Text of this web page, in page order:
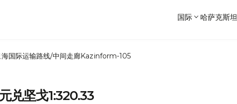
国际 哈萨克斯坦
国际运输路线/中间走廊Kazinform-105
兑坚戈1:320.33